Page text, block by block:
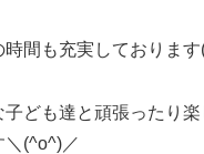
時間も充実しておりま
子ども達と頑張ったり
＼(^o^)／